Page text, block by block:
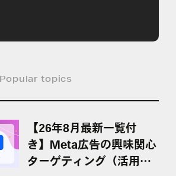
Popular topics
【26年8月最新一覧付
き】Meta広告の興味関心
ターゲティング（活用ポ